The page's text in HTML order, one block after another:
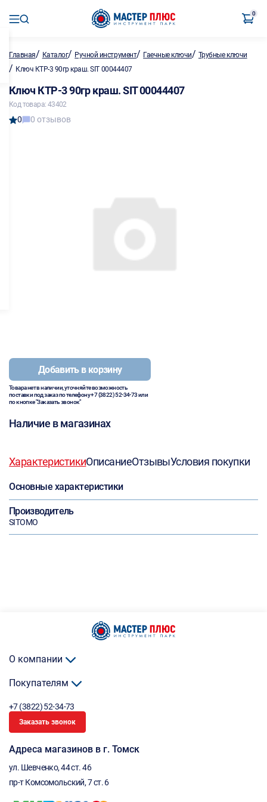
0
Главная/ Каталог/ Ручной инструмент/ Гаечные ключи/ Трубные ключи
/ Ключ КТР-3 90гр краш. SIT 00044407
Ключ КТР-3 90гр краш. SIT 00044407
Код товара: 43402
0 0 отзывов
Добавить в корзину
Товара нет в наличии, уточняйте возможность
поставки под заказ по телефону+7 (3822) 52-34-73или
по кнопке "Заказать звонок"
Наличие в магазинах
ХарактеристикиОписаниеОтзывыУсловия покупки
Основные характеристики
Производитель
SITOMO
О компании
Покупателям
+7 (3822) 52-34-73
Заказать звонок
Адреса магазинов в г. Томск
ул. Шевченко, 44 ст. 46
пр-т Комсомольский, 7 ст. 6